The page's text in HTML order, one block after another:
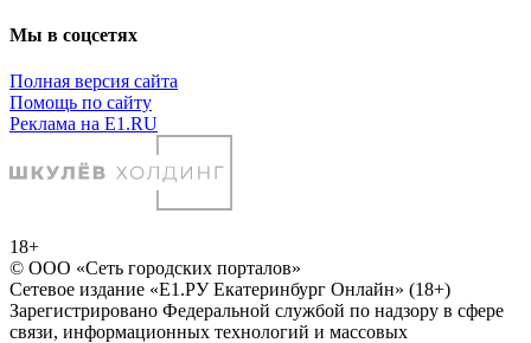
Мы в соцсетях
Полная версия сайта
Помощь по сайту
Реклама на E1.RU
18+
© ООО «Сеть городских порталов»
Сетевое издание «Е1.РУ Екатеринбург Онлайн» (18+)
Зарегистрировано Федеральной службой по надзору в сфере
связи, информационных технологий и массовых